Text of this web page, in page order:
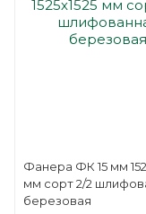
Фанера ФК 15 мм
мм сорт 2/2
березовая